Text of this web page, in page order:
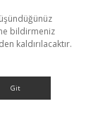
bildirmeniz
kaldırılacaktır.